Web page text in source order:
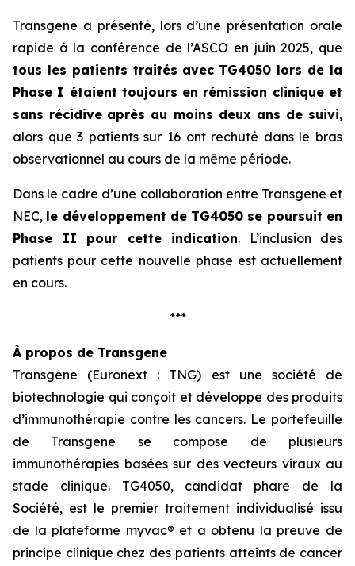
Transgene a présenté, lors d’une présentation orale
rapide à la conférence de l’ASCO en juin 2025, que
tous les patients traités avec TG4050 lors de la
Phase I étaient toujours en rémission clinique et
sans récidive après au moins deux ans de suivi,
alors que 3 patients sur 16 ont rechuté dans le bras
observationnel au cours de la même période.
Dans le cadre d’une collaboration entre Transgene et
NEC, le développement de TG4050 se poursuit en
Phase II pour cette indication. L’inclusion des
patients pour cette nouvelle phase est actuellement
en cours.
***
À propos de Transgene
Transgene (Euronext : TNG) est une société de
biotechnologie qui conçoit et développe des produits
d’immunothérapie contre les cancers. Le portefeuille
de Transgene se compose de plusieurs
immunothérapies basées sur des vecteurs viraux au
stade clinique. TG4050, candidat phare de la
Société, est le premier traitement individualisé issu
de la plateforme myvac® et a obtenu la preuve de
principe clinique chez des patients atteints de cancer